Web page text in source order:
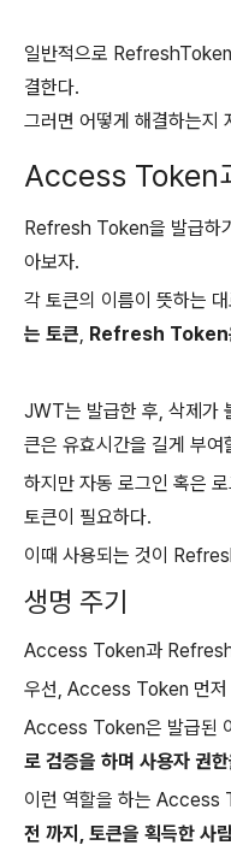
일반적으로
결한다.
그러면 어떻게 해결하는지
Access Token
Refresh Token을 발급하
아보자.
각 토큰의 이름이 뜻하는
는 토큰, Refresh Token
JWT는 발급한 후, 삭제가
큰은 유효시간을 길게 부여
하지만 자동 로그인 혹은
토큰이 필요하다.
이때 사용되는 것이
생명 주기
Access Token과
우선, Access Token 먼저
Access Token은 발급된
로 검증을 하며 사용자 권
이런 역할을 하는 Access
전 까지, 토큰을 획득한 사